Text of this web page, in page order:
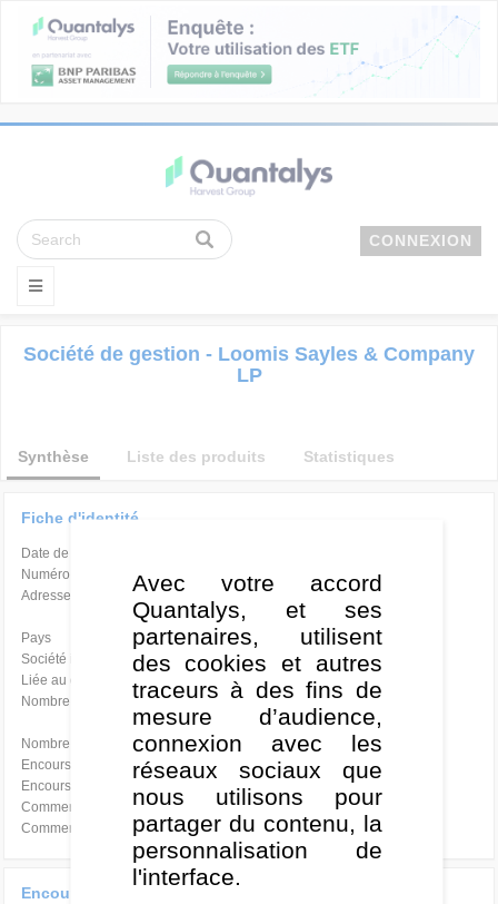
CONNEXION
Société de gestion - Loomis Sayles & Company
LP
Synthèse Liste des produits Statistiques
Fiche d'identité
Date de création
Numéro d’agrément -
Adresse
ONE FINANCIAL CENTER
21111 BOSTON
Pays États-Unis
Société indépendante Non
Liée au groupe Natixis Investment Managers
Nombre d’employés
Nombre de parts référencées 121 parts
Encours global
Commercialisation Local
Commercialisation du groupe Global
Encours des parts référencées
Avec votre accord
Quantalys, et ses
partenaires, utilisent
des cookies et autres
traceurs à des fins de
mesure d’audience,
connexion avec les
réseaux sociaux que
nous utilisons pour
partager du contenu, la
personnalisation de
l'interface.